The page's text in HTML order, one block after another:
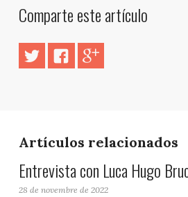
Comparte este artículo
Artículos relacionados
Entrevista con Luca Hugo
28 de novembre de 2022